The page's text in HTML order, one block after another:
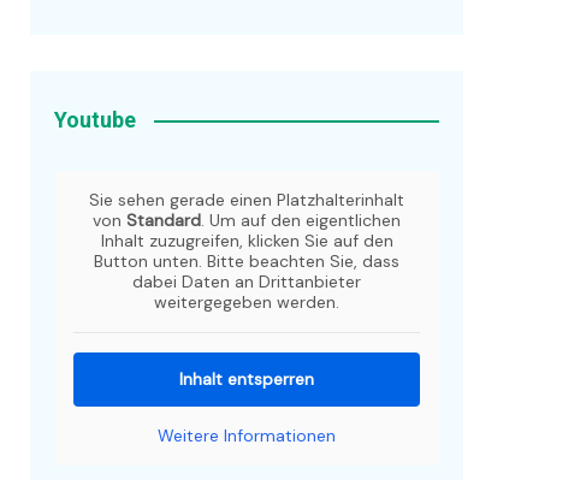
Youtube
Sie sehen gerade einen Platzhalterinhalt
von Standard. Um auf den eigentlichen
Inhalt zuzugreifen, klicken Sie auf den
Button unten. Bitte beachten Sie, dass
dabei Daten an Drittanbieter
weitergegeben werden.
Inhalt entsperren
Weitere Informationen